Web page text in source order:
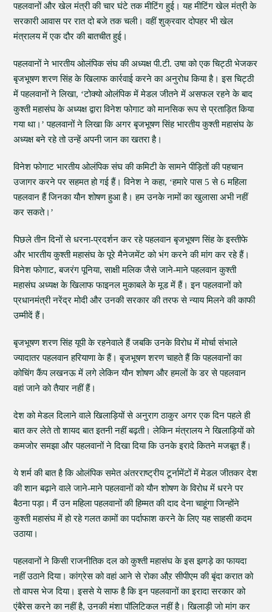
पहलवानों और खेल मंत्री की चार घंटे तक मीटिंग हुई। यह मीटिंग खेल मंत्री के
सरकारी आवास पर रात दो बजे तक चली। वहीं शुक्रवार दोपहर भी खेल
मंत्रालय में एक दौर की बातचीत हुई।
पहलवानों ने भारतीय ओलंपिक संघ की अध्यक्ष पी.टी. उषा को एक चिट्ठी भेजकर
बृजभूषण शरण सिंह के खिलाफ कार्रवाई करने का अनुरोध किया है। इस चिट्ठी
में पहलवानों ने लिखा, ‘टोक्यो ओलंपिक में मेडल जीतने में असफल रहने के बाद
कुश्ती महासंघ के अध्यक्ष द्वारा विनेश फोगाट को मानसिक रूप से प्रताड़ित किया
गया था।’ पहलवानों ने लिखा कि अगर बृजभूषण सिंह भारतीय कुश्ती महासंघ के
अध्यक्ष बने रहे तो उन्हें अपनी जान का खतरा है।
विनेश फोगाट भारतीय ओलंपिक संघ की कमिटी के सामने पीड़ितों की पहचान
उजागर करने पर सहमत हो गई हैं। विनेश ने कहा, ‘हमारे पास 5 से 6 महिला
पहलवान हैं जिनका यौन शोषण हुआ है। हम उनके नामों का खुलासा अभी नहीं
कर सकते।’
पिछले तीन दिनों से धरना-प्रदर्शन कर रहे पहलवान बृजभूषण सिंह के इस्तीफे
और भारतीय कुश्ती महासंघ के पूरे मैनेजमेंट को भंग करने की मांग कर रहे हैं।
विनेश फोगाट, बजरंग पूनिया, साक्षी मलिक जैसे जाने-माने पहलवान कुश्ती
महासंघ अध्यक्ष के खिलाफ फाइनल मुकाबले के मूड में हैं। इन पहलवानों को
प्रधानमंत्री नरेंद्र मोदी और उनकी सरकार की तरफ से न्याय मिलने की काफी
उम्मीदें हैं।
बृजभूषण शरण सिंह यूपी के रहनेवाले हैं जबकि उनके विरोध में मोर्चा संभाले
ज्यादातर पहलवान हरियाणा के हैं। बृजभूषण शरण चाहते हैं कि पहलवानों का
कोचिंग कैंप लखनऊ में लगे लेकिन यौन शोषण और हमलों के डर से पहलवान
वहां जाने को तैयार नहीं हैं।
देश को मेडल दिलाने वाले खिलाड़ियों से अनुराग ठाकुर अगर एक दिन पहले ही
बात कर लेते तो शायद बात इतनी नहीं बढ़ती। लेकिन मंत्रालय ने खिलाड़ियों को
कमजोर समझा और पहलवानों ने दिखा दिया कि उनके इरादे कितने मजबूत हैं।
ये शर्म की बात है कि ओलंपिक समेत अंतरराष्ट्रीय टूर्नामेंटों में मेडल जीतकर देश
की शान बढ़ाने वाले जाने-माने पहलवानों को यौन शोषण के विरोध में धरने पर
बैठना पड़ा। मैं उन महिला पहलवानों की हिम्मत की दाद देना चाहूंगा जिन्होंने
कुश्ती महासंघ में हो रहे गलत कामों का पर्दाफाश करने के लिए यह साहसी कदम
उठाया।
पहलवानों ने किसी राजनीतिक दल को कुश्ती महासंघ के इस झगड़े का फायदा
नहीं उठाने दिया। कांग्रेस को वहां आने से रोका औऱ सीपीएम की बृंदा करात को
तो वापस भेज दिया। इससे ये साफ है कि इन पहलवानों का इरादा सरकार को
एंबैरेस करने का नहीं है, उनकी मंशा पॉलिटिकल नहीं है। खिलाड़ी जो मांग कर